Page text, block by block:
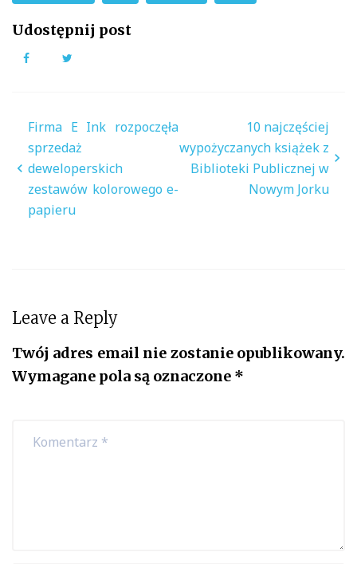
Udostępnij post
Facebook
Nawigacja
wpisu
Firma E Ink rozpoczęła
sprzedaż
deweloperskich
zestawów kolorowego e-
papieru
10 najczęściej
wypożyczanych książek z
Biblioteki Publicznej w
Nowym Jorku
Leave a Reply
Twój adres email nie zostanie opublikowany.
Wymagane pola są oznaczone *